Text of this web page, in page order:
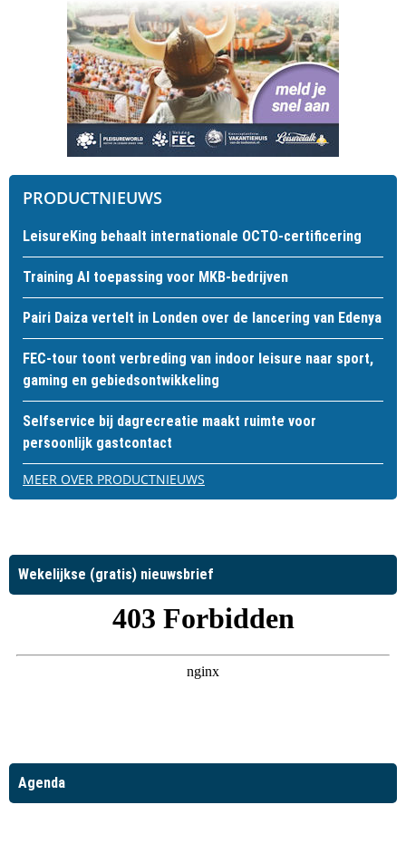
PRODUCTNIEUWS
LeisureKing behaalt internationale OCTO-certificering
Training AI toepassing voor MKB-bedrijven
Pairi Daiza vertelt in Londen over de lancering van Edenya
FEC-tour toont verbreding van indoor leisure naar sport,
gaming en gebiedsontwikkeling
Selfservice bij dagrecreatie maakt ruimte voor
persoonlijk gastcontact
MEER OVER PRODUCTNIEUWS
Wekelijkse (gratis) nieuwsbrief
Agenda